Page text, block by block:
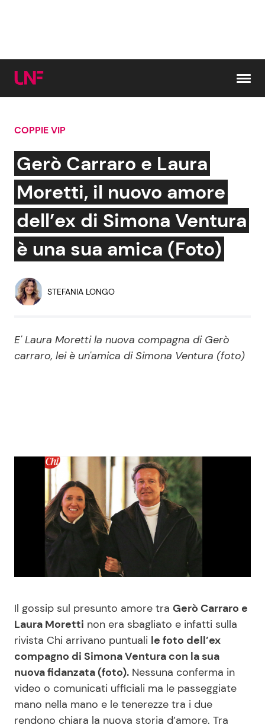
Cerca:
News e Cronaca
Attualità Italiana
Dal Mondo
Economia
Persone Scomparse
Politica
Gossip e TV
Bellezze VIP
Coppie VIP
Reality e Talent
News Musica
News Spettacolo
Benessere
Casa
Moda e Style
Mondo Mamma
News benessere
Salute
Cucina e Ricette
Consigli di Cucina
Dolci
Le Ricette in TV
Primi Piatti
Ricette Facili e Veloci
COPPIE VIP
Gerò Carraro e Laura
Moretti, il nuovo amore
dell’ex di Simona Ventura
è una sua amica (Foto)
STEFANIA LONGO
E' Laura Moretti la nuova compagna di Gerò
carraro, lei è un'amica di Simona Ventura (foto)
Il gossip sul presunto amore tra Gerò Carraro e
Laura Moretti non era sbagliato e infatti sulla
rivista Chi arrivano puntuali le foto dell’ex
compagno di Simona Ventura con la sua
nuova fidanzata (foto). Nessuna conferma in
video o comunicati ufficiali ma le passeggiate
mano nella mano e le tenerezze tra i due
rendono chiara la nuova storia d’amore. Tra